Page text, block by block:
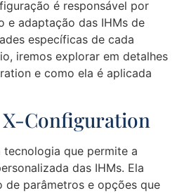
é responsável por
e adaptação das IHMs de
específicas de cada
iremos explorar em detalhes
e como ela é aplicada
X-Configuration
que permite a
das IHMs. Ela
de parâmetros e opções que